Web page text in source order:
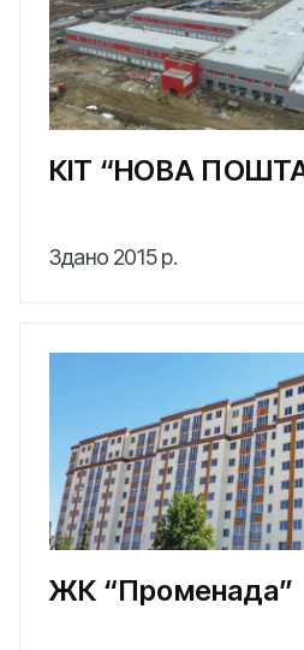
КІТ “НОВА
Здано 2015 р.
ЖК “Променада”